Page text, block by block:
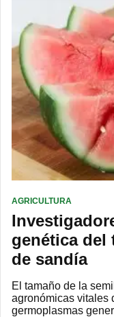
AGRICULTURA
genética del
de sandía
El tamaño de la
agronómicas vitales
germoplasmas